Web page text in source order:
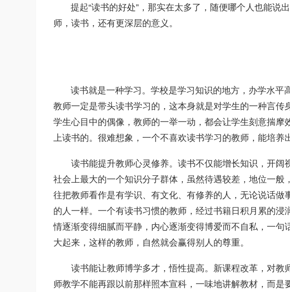
提起“读书的好处”，那实在太多了，随便哪个人也能说
师，读书，还有更深层的意义。
读书就是一种学习。学校是学习知识的地方，办学水平
教师一定是带头读书学习的，这本身就是对学生的一种言传
学生心目中的偶像，教师的一举一动，都会让学生刻意揣摩
上读书的。很难想象，一个不喜欢读书学习的教师，能培养
读书能提升教师心灵修养。读书不仅能增长知识，开阔
社会上最大的一个知识分子群体，虽然待遇较差，地位一般
往把教师看作是有学识、有文化、有修养的人，无论说话做
的人一样。一个有读书习惯的教师，经过书籍日积月累的浸
情逐渐变得细腻而平静，内心逐渐变得博爱而不自私，一句
大起来，这样的教师，自然就会赢得别人的尊重。
读书能让教师博学多才，悟性提高。新课程改革，对教
师教学不能再跟以前那样照本宣科，一味地讲解教材，而